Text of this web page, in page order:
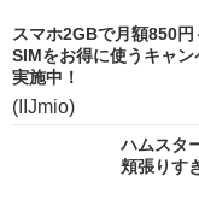
スマホ2GBで月額850円
SIMをお得に使うキャン
実施中！
(IIJmio)
ハムスタ
頬張りす